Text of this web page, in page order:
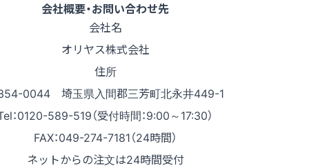
会社概要・お問い合わせ先
会社名
オリヤス株式会社
住所
0044 埼玉県入間郡三芳町北永井449-1
：0120-589-519（受付時間：9:00～17:30）
FAX：049-274-7181（24時間）
ネットからの注文は24時間受付